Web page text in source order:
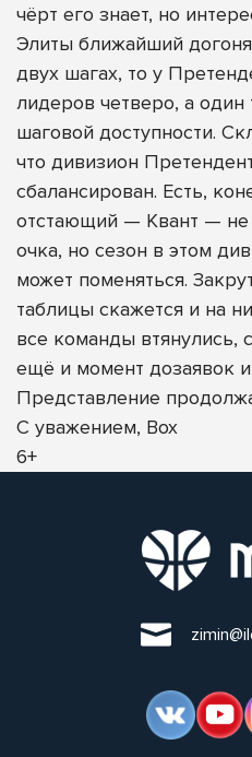
чёрт его знает, но
Элиты ближайший
двух шагах, то у
лидеров четверо, а
шаговой доступности.
что дивизион
сбалансирован. Есть,
отстающий — Квант — не
очка, но сезон в этом
может поменяться.
таблицы скажется и на
все команды втянулись,
ещё и момент дозаявок
Представление
С уважением, Вох
6+